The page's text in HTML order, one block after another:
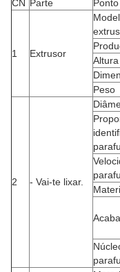
2Breve introdução à
A empresa HYPET de
experiência na
extrusoras paralelas de
tecnologias avançadas
de experiência prática,
independente peças
velocidades, parafusos
automático de
funções adequados
granulações, etc.,
qualidade.
3.HYPET
a.Adotar tecnologia
de equipamentos da
b. O interior do cano
parafusos de